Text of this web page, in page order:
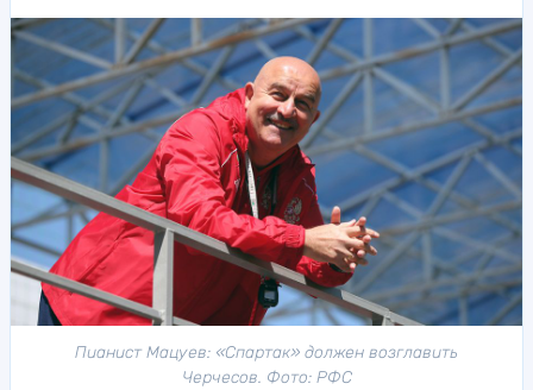
Пианист Мацуев: «Спартак» должен возглавить
Черчесов. Фото: РФС